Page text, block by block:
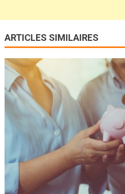
ARTICLES SIMILAIRES